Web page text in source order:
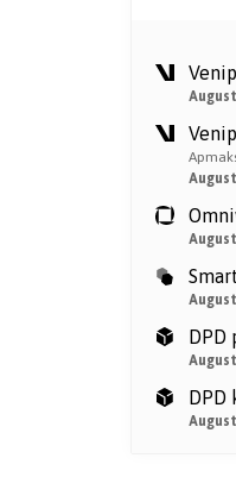
DPD
DPD